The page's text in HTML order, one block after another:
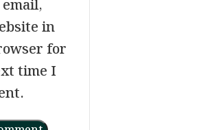
in
for
time I